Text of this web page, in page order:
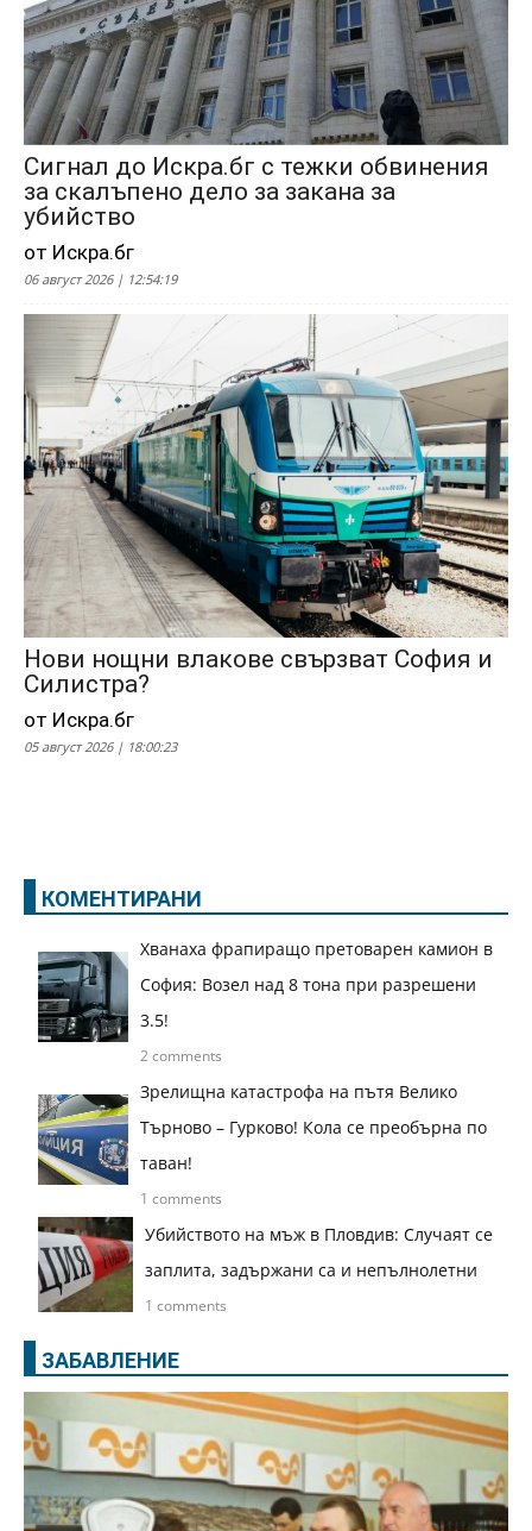
Сигнал до Искра.бг с тежки обвинения
за скалъпено дело за закана за
убийство
от Искра.бг
06 август 2026 | 12:54:19
Нови нощни влакове свързват София и
Силистра?
от Искра.бг
05 август 2026 | 18:00:23
КОМЕНТИРАНИ
Хванаха фрапиращо претоварен камион в
София: Возел над 8 тона при разрешени
3.5!
2 comments
Зрелищна катастрофа на пътя Велико
Търново – Гурково! Кола се преобърна по
таван!
1 comments
Убийството на мъж в Пловдив: Случаят се
заплита, задържани са и непълнолетни
1 comments
ЗАБАВЛЕНИЕ